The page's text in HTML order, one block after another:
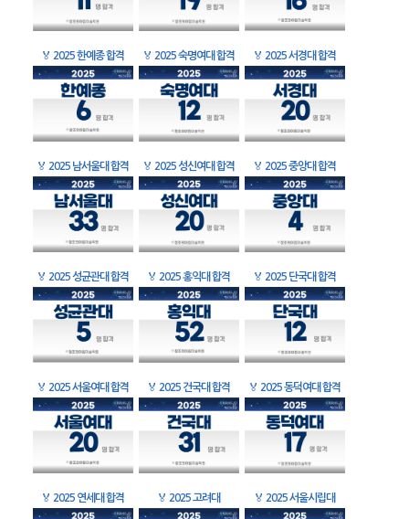
🏅 2025 한예종 합격 🏅 2025 숙명여대 합격 🏅 2025 서경대 합격
🏅 2025 남서울대 합격 🏅 2025 성신여대 합격 🏅 2025 중앙대 합격
🏅 2025 성균관대 합격 🏅 2025 홍익대 합격 🏅 2025 단국대 합격
🏅 2025 서울여대 합격 🏅 2025 건국대 합격 🏅 2025 동덕여대 합격
🏅 2025 연세대 합격 🏅 2025 고려대 🏅 2025 서울시립대